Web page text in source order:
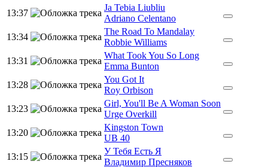
13:37
Ja Tebia Liubliu
Adriano Celentano
13:34
The Road To Mandalay
Robbie Williams
13:31
What Took You So Long
Emma Bunton
13:28
You Got It
Roy Orbison
13:23
Girl, You'll Be A Woman Soon
Urge Overkill
13:20
Kingston Town
UB 40
13:15
У Тебя Есть Я
Владимир Пресняков